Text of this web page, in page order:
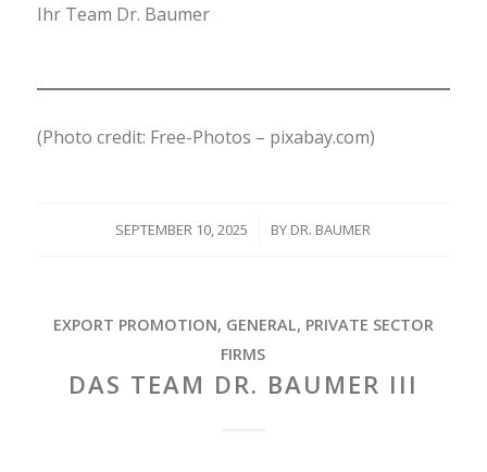
Ihr Team Dr. Baumer
(Photo credit: Free-Photos – pixabay.com)
SEPTEMBER 10, 2025
/ BY DR. BAUMER
EXPORT PROMOTION, GENERAL, PRIVATE SECTOR
FIRMS
DAS TEAM DR. BAUMER III